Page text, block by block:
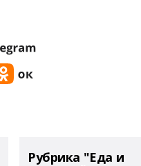
Рубрика "Еда и